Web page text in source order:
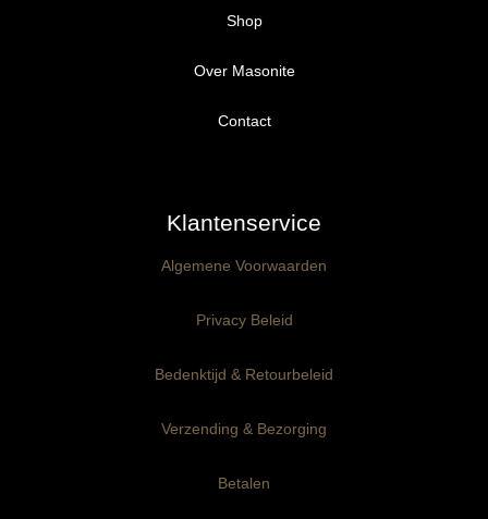
Shop
Alle producten
Proefpakket
3mm dik
6mm dik
Kant-en-Klaar panelen
3mm dik
6mm dik
Ophangklaar panelen
Maatwerk
Over Masonite
Contact
Klantenservice
Algemene Voorwaarden
Privacy Beleid
Bedenktijd & Retourbeleid
Verzending & Bezorging
Betalen